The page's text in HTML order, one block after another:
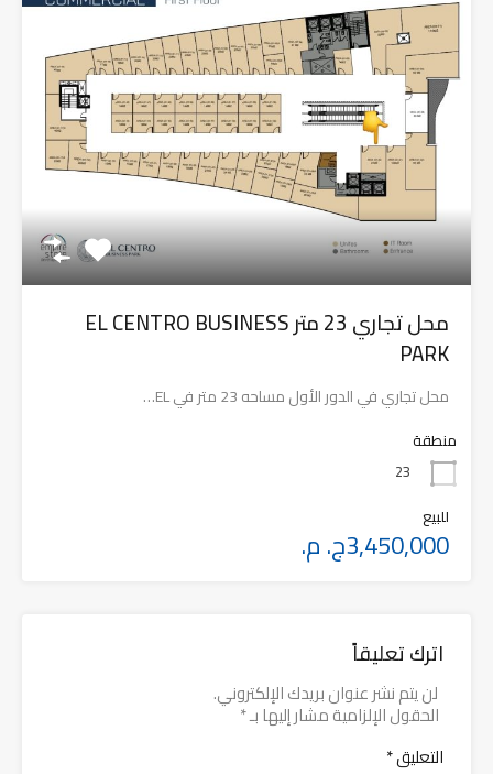
محل تجاري 23 متر EL CENTRO BUSINESS
PARK
محل تجاري في الدور الأول مساحه 23 متر في EL…
منطقة
23
للبيع
3,450,000ج. م.
اترك تعليقاً
لن يتم نشر عنوان بريدك الإلكتروني.
الحقول الإلزامية مشار إليها بـ*
التعليق*